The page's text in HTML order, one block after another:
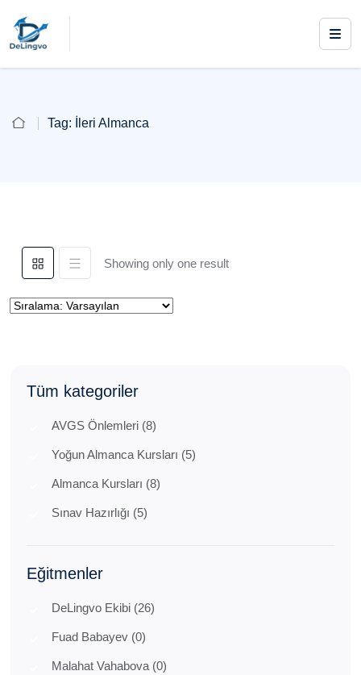
Tag: İleri Almanca
Showing only one result
Tüm kategoriler
AVGS Önlemleri (8)
Yoğun Almanca Kursları (5)
Almanca Kursları (8)
Sınav Hazırlığı (5)
Eğitmenler
DeLingvo Ekibi (26)
Fuad Babayev (0)
Malahat Vahabova (0)